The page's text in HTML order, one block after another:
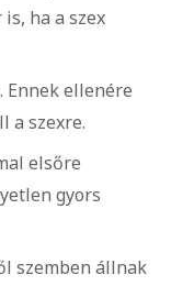
ha a szex
Ennek ellenére
a szexre.
elsőre
gyors
szemben állnak